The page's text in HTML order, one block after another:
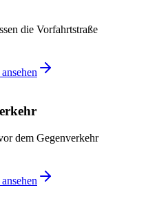
die Vorfahrtstraße
dem Gegenverkehr